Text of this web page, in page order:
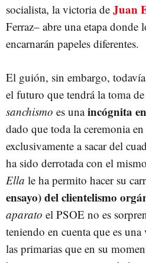
socialista, la victoria de Juan
Ferraz– abre una etapa donde
encarnarán papeles diferentes.
El guión, sin embargo,
el futuro que tendrá la toma
sanchismo es unaincógnita
dado que toda la ceremonia
exclusivamente a sacar del
ha sido derrotada con el
Ella le ha permito hacer su
ensayo) del clientelismo
aparato el PSOE no es
teniendo en cuenta que es una
las primarias que en su